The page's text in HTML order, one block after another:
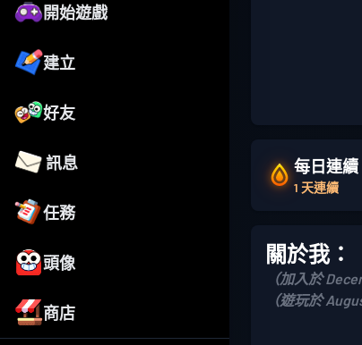
開始遊戲
建立
好友
訊息
任務
頭像
商店
每日連續
1 天連續
關於我：
（加入於
（遊玩於